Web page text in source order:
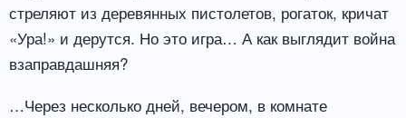
стреляют из деревянных пистолетов, рогаток, кричат
«Ура!» и дерутся. Но это игра… А как выглядит война
взаправдашняя?
…Через несколько дней, вечером, в комнате